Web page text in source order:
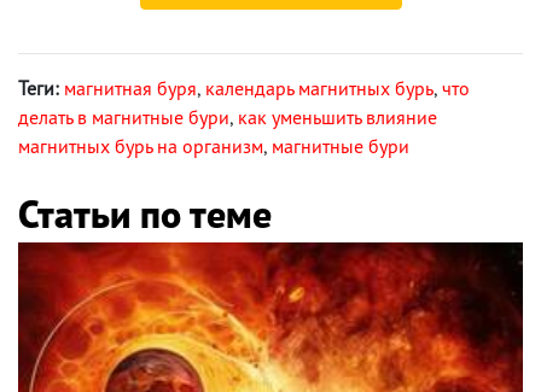
Теги: магнитная буря, календарь магнитных бурь, что
делать в магнитные бури, как уменьшить влияние
магнитных бурь на организм, магнитные бури
Статьи по теме